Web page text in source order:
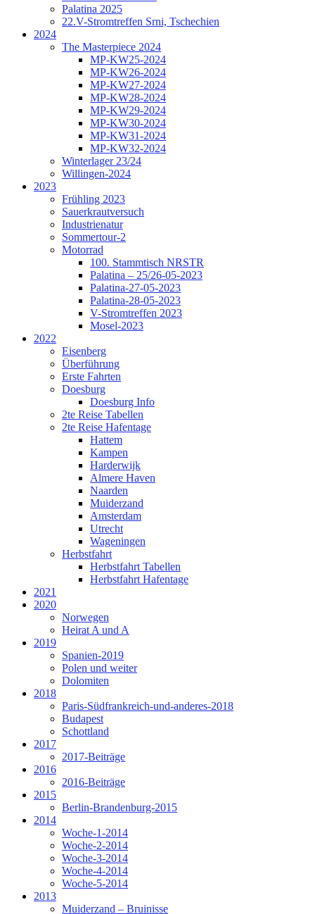
Palatina 2025
22.V-Stromtreffen Srni, Tschechien
2024
The Masterpiece 2024
MP-KW25-2024
MP-KW26-2024
MP-KW27-2024
MP-KW28-2024
MP-KW29-2024
MP-KW30-2024
MP-KW31-2024
MP-KW32-2024
Winterlager 23/24
Willingen-2024
2023
Frühling 2023
Sauerkrautversuch
Industrienatur
Sommertour-2
Motorrad
100. Stammtisch NRSTR
Palatina – 25/26-05-2023
Palatina-27-05-2023
Palatina-28-05-2023
V-Stromtreffen 2023
Mosel-2023
2022
Eisenberg
Überführung
Erste Fahrten
Doesburg
Doesburg Info
2te Reise Tabellen
2te Reise Hafentage
Hattem
Kampen
Harderwijk
Almere Haven
Naarden
Muiderzand
Amsterdam
Utrecht
Wageningen
Herbstfahrt
Herbstfahrt Tabellen
Herbstfahrt Hafentage
2021
2020
Norwegen
Heirat A und A
2019
Spanien-2019
Polen und weiter
Dolomiten
2018
Paris-Südfrankreich-und-anderes-2018
Budapest
Schottland
2017
2017-Beiträge
2016
2016-Beiträge
2015
Berlin-Brandenburg-2015
2014
Woche-1-2014
Woche-2-2014
Woche-3-2014
Woche-4-2014
Woche-5-2014
2013
Muiderzand – Bruinisse